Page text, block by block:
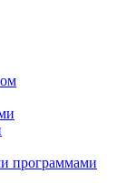
программами